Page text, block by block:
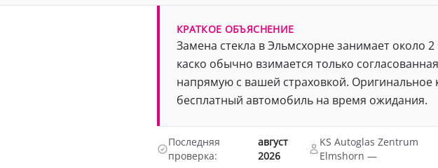
КРАТКОЕ ОБЪЯСНЕНИЕ
Замена стекла в Эльмсхорне занимает около
каско обычно взимается только
напрямую с вашей страховкой. Оригинальное
бесплатный автомобиль на время ожидания.
Последняя
проверка:
август
2026
·
KS Autoglas Zentrum
Elmshorn —